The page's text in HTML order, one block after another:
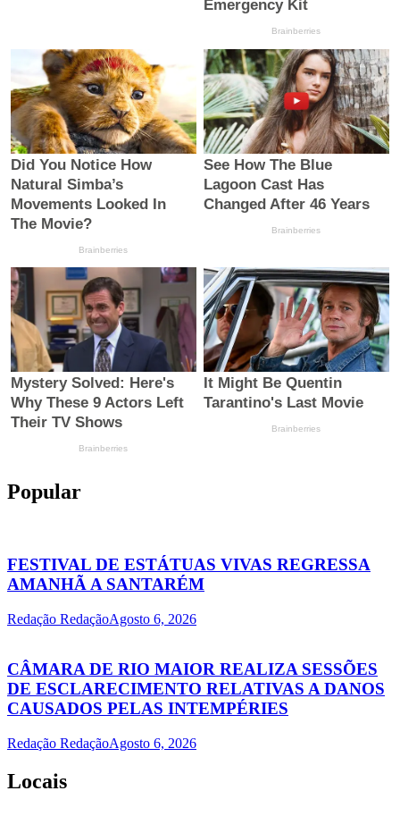
Popular
FESTIVAL DE ESTÁTUAS VIVAS REGRESSA
AMANHÃ A SANTARÉM
Redação RedaçãoAgosto 6, 2026
CÂMARA DE RIO MAIOR REALIZA SESSÕES
DE ESCLARECIMENTO RELATIVAS A DANOS
CAUSADOS PELAS INTEMPÉRIES
Redação RedaçãoAgosto 6, 2026
Locais